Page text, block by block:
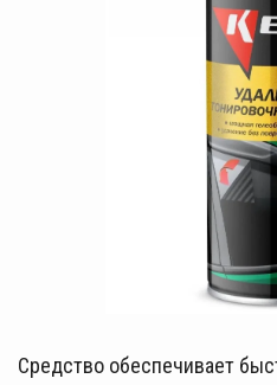
Средство обеспечивает